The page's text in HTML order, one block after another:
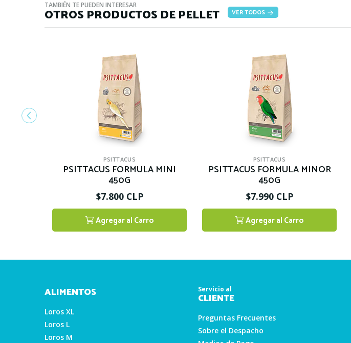
TAMBIÉN TE PUEDEN INTERESAR
OTROS PRODUCTOS DE PELLET VER TODOS
PSITTACUS
PSITTACUS FORMULA MINI
450G
$7.800 CLP
Agregar al Carro
PSITTACUS
PSITTACUS FORMULA MINOR
450G
$7.990 CLP
Agregar al Carro
ALIMENTOS
Loros XL
Loros L
Loros M
Servicio al
CLIENTE
Preguntas Frecuentes
Sobre el Despacho